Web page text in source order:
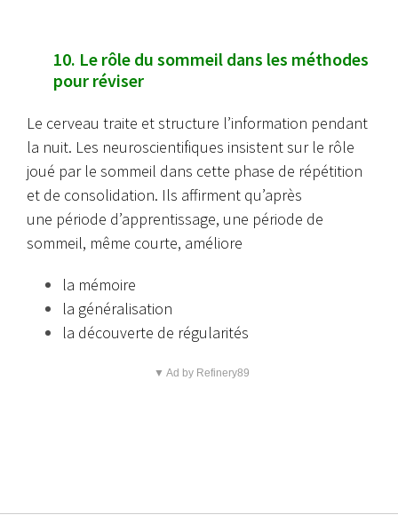
10. Le rôle du sommeil dans les méthodes
pour réviser
Le cerveau traite et structure l’information pendant
la nuit. Les neuroscientifiques insistent sur le rôle
joué par le sommeil dans cette phase de répétition
et de consolidation. Ils affirment qu’après
une période d’apprentissage, une période de
sommeil, même courte, améliore
la mémoire
la généralisation
la découverte de régularités
▼ Ad by Refinery89